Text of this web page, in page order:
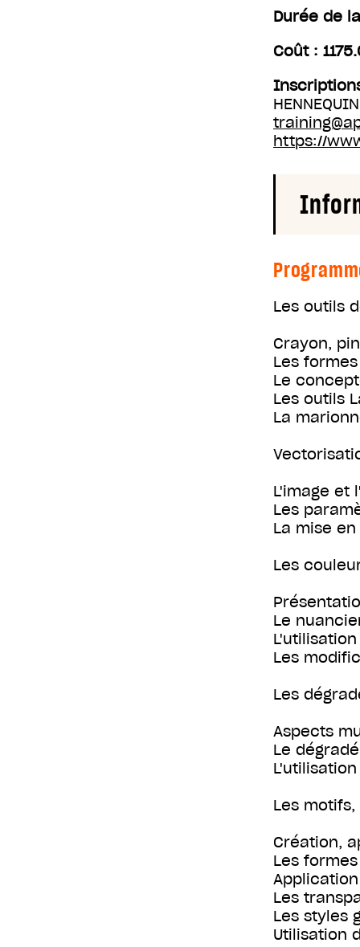
Durée de
Coût :
https://
Les outils
Crayon,
Les
Le
Les outils
La
L'image et
Les
La mise
Les
Le
Les
Les
Aspects
Le
Les
Création,
Les
Les
Les styles
Utilisation